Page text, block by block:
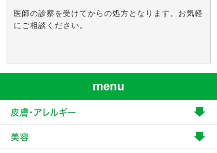
医師の診察を受けてからの処方となります。お気軽
にご相談ください。
皮膚・アレルギー
美容